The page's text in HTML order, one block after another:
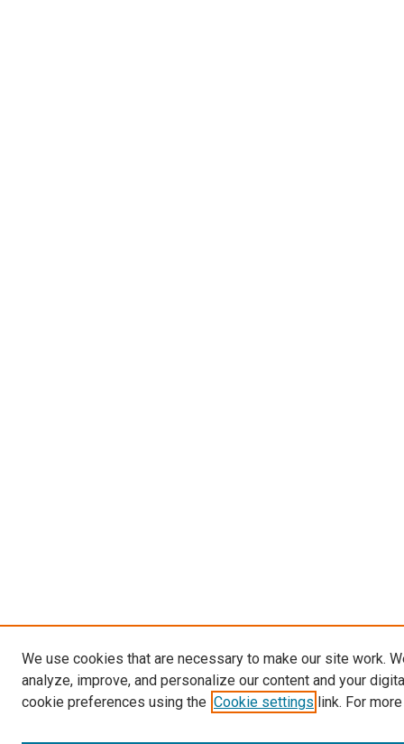
We use cookies that are necessary to make our site work.
analyze, improve, and personalize our content and your
cookie preferences using the Cookie settings link. For